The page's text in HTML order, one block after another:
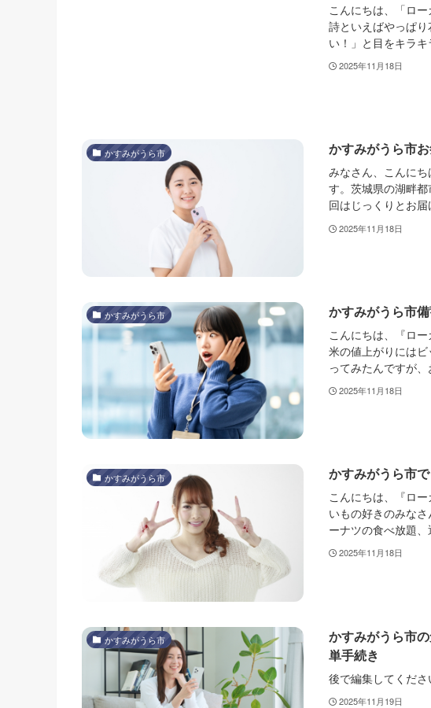
こんにちは、「ロ
詩といえばやっぱ
い！」と目をキラ
2025年11月18日
かすみがうら市 かすみがうら市
みなさん、こんに
す。茨城県の湖畔
回はじっくりとお
2025年11月18日
かすみがうら市 かすみがうら市
こんにちは、『ロ
米の値上がりには
ってみたんですが
2025年11月18日
かすみがうら市 かすみがうら市
こんにちは、『ロ
いもの好きのみな
ーナツの食べ放題
2025年11月18日
かすみがうら市
かすみがうら市
単手続き
後で編集してくださ
2025年11月19日